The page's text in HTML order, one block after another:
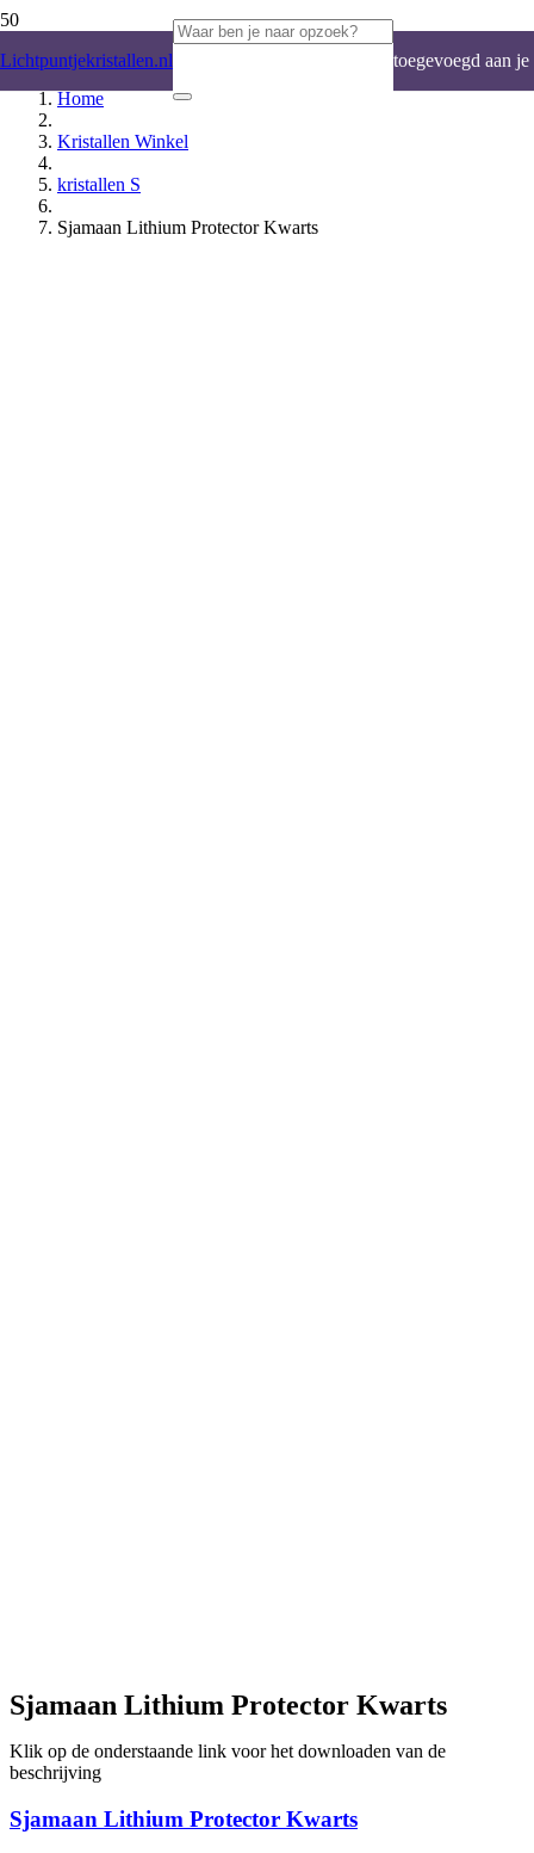
Lichtpuntjekristallen.nl toegevoegd aan je
Home
Kristallen Winkel
kristallen S
Sjamaan Lithium Protector Kwarts
Sjamaan Lithium Protector Kwarts
Klik op de onderstaande link voor het downloaden van de
beschrijving
Sjamaan Lithium Protector Kwarts